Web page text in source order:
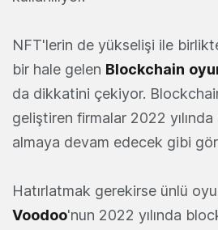
NFT'lerin de yükselişi ile
bir hale gelen Blockchain
da dikkatini çekiyor.
geliştiren firmalar 2022 yılında
almaya devam edecek gibi
Hatırlatmak gerekirse ünlü
Voodoo'nun 2022 yılında